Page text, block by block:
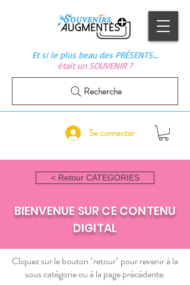
Et si le plus beau des PRÉSENTS…
était un SOUVENIR ?
Se connecter
Recherche
< Retour CATEGORIES
BIENVENUE SUR CE CONTENU
DIGITAL
Cliquez sur le bouton "retour" pour revenir à la
sous catégorie ou à la page précédente.